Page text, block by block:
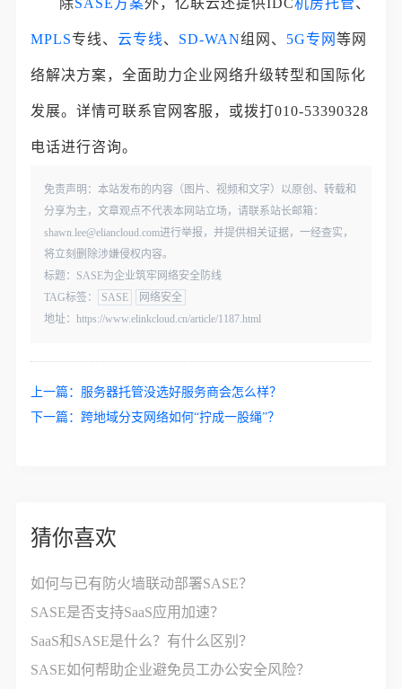
MPLS专线、云专线、 SD-WAN组网、 5G专网等网
络解决方案，全面助力企业网络升级转型和国际化
发展。详情可联系官网客服，或拨打010-53390328
电话进行咨询。
免责声明：本站发布的内容（图片、视频和文字）以原创、转载和
分享为主，文章观点不代表本网站立场，请联系站长邮箱：
shawn.lee@eliancloud.com进行举报，并提供相关证据，一经查实，
将立刻删除涉嫌侵权内容。
标题：SASE为企业筑牢网络安全防线
TAG标签：
SASE
网络安全
地址：https://www.elinkcloud.cn/article/1187.html
上一篇： 服务器托管没选好服务商会怎么样？
下一篇： 跨地域分支网络如何“拧成一股绳”？
猜你喜欢
如何与已有防火墙联动部署SASE？
SASE是否支持SaaS应用加速？
SaaS和SASE是什么？有什么区别？
SASE如何帮助企业避免员工办公安全风险？